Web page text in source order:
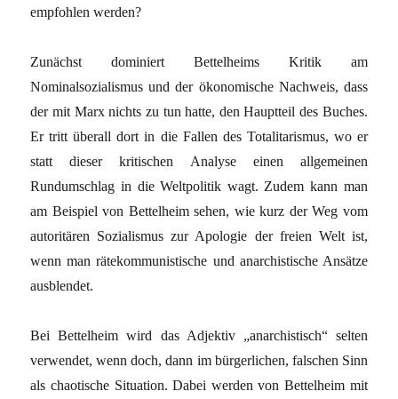
empfohlen werden?
Zunächst dominiert Bettelheims Kritik am
Nominalsozialismus und der ökonomische Nachweis, dass
der mit Marx nichts zu tun hatte, den Hauptteil des Buches.
Er tritt überall dort in die Fallen des Totalitarismus, wo er
statt dieser kritischen Analyse einen allgemeinen
Rundumschlag in die Weltpolitik wagt. Zudem kann man
am Beispiel von Bettelheim sehen, wie kurz der Weg vom
autoritären Sozialismus zur Apologie der freien Welt ist,
wenn man rätekommunistische und anarchistische Ansätze
ausblendet.
Bei Bettelheim wird das Adjektiv „anarchistisch“ selten
verwendet, wenn doch, dann im bürgerlichen, falschen Sinn
als chaotische Situation. Dabei werden von Bettelheim mit